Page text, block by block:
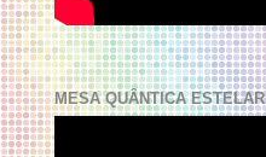
MESA QUÂNTICA ESTELAR